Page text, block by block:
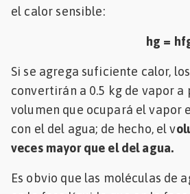
el calor sensible:
hg =
Si se agrega suficiente calor,
convertirán a 0.5 kg de vapor
volumen que ocupará el vapor
con el del agua; de hecho, el v
veces mayor que el del agua.
Es obvio que las moléculas de